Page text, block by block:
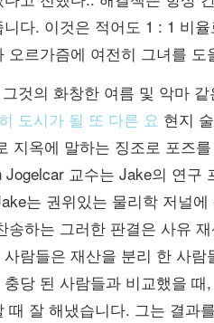
다. 이것은 적어도 1 : 1 비
오르가즘에 여전히 그녀를
것의 화창한 여름 및 악마
도시가 될 또 다른 요 현지
지옥에 말하는 징조로 포즈
Jogelcar 교수는 Jake의 연구
는 권위있는 물리학 저널
송하는 그러한 판결은 사유
람들은 재산을 분리 한 사
당 된 사람들과 비교했을
때 잘 해냈습니다. 그는 결과